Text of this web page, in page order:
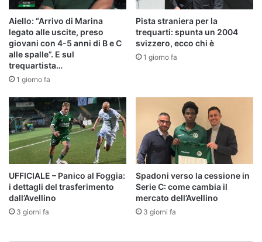
Aiello: “Arrivo di Marina
legato alle uscite, preso
giovani con 4-5 anni di B e C
alle spalle”. E sul
trequartista…
1 giorno fa
Pista straniera per la
trequarti: spunta un 2004
svizzero, ecco chi è
1 giorno fa
UFFICIALE – Panico al Foggia:
i dettagli del trasferimento
dall’Avellino
3 giorni fa
Spadoni verso la cessione in
Serie C: come cambia il
mercato dell’Avellino
3 giorni fa